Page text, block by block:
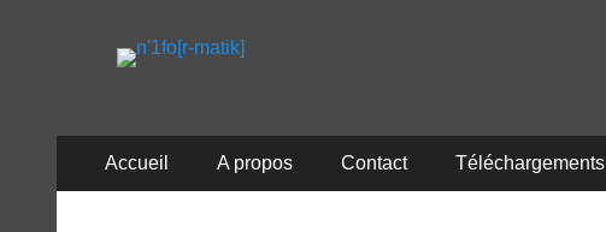
n'1fo[r-matik]
Pour les nymphos d'infos en info…
Menu
principal
Accueil A propos Contact Téléchargements